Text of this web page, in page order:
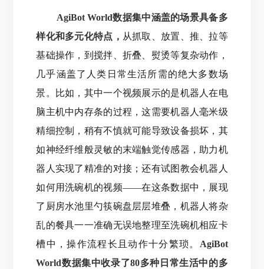
AgiBot World数据集中涵盖的场景具备多
样化和多元化特点， 从抓取、放置、推、拉等
基础操作，到搅拌、折叠、熨烫等复杂动作，
几乎涵盖了人类日常生活所需的绝大多数场
景。
比如，其中一个视频展示的是机器人在电
脑主机中内存条的过程，这需要机器人毫米级
精细控制，稍有不慎就可能导致设备损坏， 其
如神经纤维般灵敏的末端触觉传感器，助力机
器人实现了精准的对接；还有试图教会机器人
如何用洗碗机的视频——在这条数据中，展现
了厨房水池里勺筷碗盘层层堆叠，机器人将杂
乱的餐具一一准确无误地整理至洗碗机相应卡
槽中，操作流程长且动作十分繁琐。 AgiBot
World数据集中收录了80多种日常生活中的多